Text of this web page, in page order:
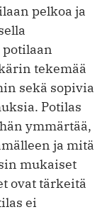
pelkoa ja
tekemää
sekä sopivia
Potilas
ymmärtää,
ja mitä
mukaiset
ovat tärkeitä
ei